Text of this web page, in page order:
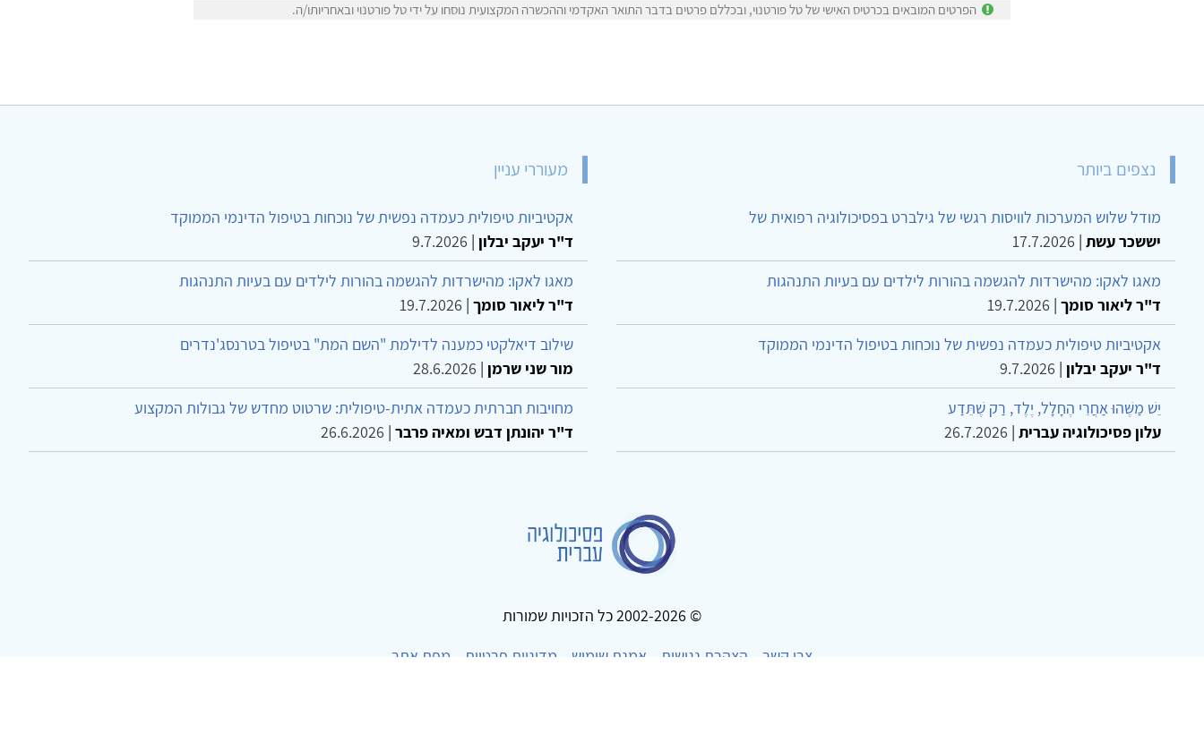
הפרטים המובאים בכרטיס האישי של טל פורטנוי, ובכללם פרטים בדבר התואר האקדמי וההכשרה המקצועית נוסחו על ידי טל פורטנוי ובאחריותו/ה.
נצפים ביותר
מודל שלוש המערכות לוויסות רגשי של גילברט בפסיכולוגיה רפואית של
יששכר עשת |
17.7.2026
מאגו לאקו: מהישרדות להגשמה בהורות לילדים עם בעיות התנהגות
ד"ר ליאור סומך |
19.7.2026
אקטיביות טיפולית כעמדה נפשית של נוכחות בטיפול הדינמי הממוקד
ד"ר יעקב יבלון |
9.7.2026
יֵשׁ מַשֶּׁהוּ אַחֲרֵי הֶחָלָל, יֶלֶד, רַק שֶׁתֵּדַע
עלון פסיכולוגיה עברית |
26.7.2026
מעוררי עניין
אקטיביות טיפולית כעמדה נפשית של נוכחות בטיפול הדינמי הממוקד
ד"ר יעקב יבלון |
9.7.2026
מאגו לאקו: מהישרדות להגשמה בהורות לילדים עם בעיות התנהגות
ד"ר ליאור סומך |
19.7.2026
שילוב דיאלקטי כמענה לדילמת "השם המת" בטיפול בטרנסג'נדרים
מור שני שרמן |
28.6.2026
מחויבות חברתית כעמדה אתית-טיפולית: שרטוט מחדש של גבולות המקצוע
ד"ר יהונתן דבש ומאיה פרבר |
26.6.2026
© 2002-2026 כל הזכויות שמורות
צרו קשר
הצהרת נגישות אמנת שימוש מדיניות פרטיות
מפת אתר